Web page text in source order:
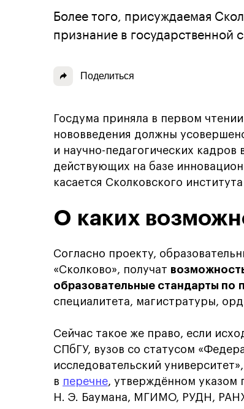
Более того, присуждаемая
признание в государственной
Поделиться
Госдума приняла в первом
нововведения должны
и научно-педагогических
действующих на базе
касается Сколковского
О каких
Согласно проекту,
«Сколково», получат
образовательные стандарты по
специалитета, магистратуры,
Сейчас такое же право, если
СПбГУ, вузов со статусом
исследовательский
в перечне, утверждённом
Н. Э. Баумана, МГИМО, РУДН,